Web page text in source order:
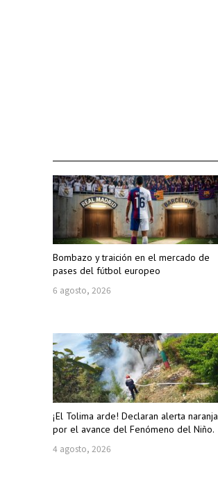
Bombazo y traición en el mercado de
pases del fútbol europeo
6 agosto, 2026
¡El Tolima arde! Declaran alerta naranja
por el avance del Fenómeno del Niño.
4 agosto, 2026